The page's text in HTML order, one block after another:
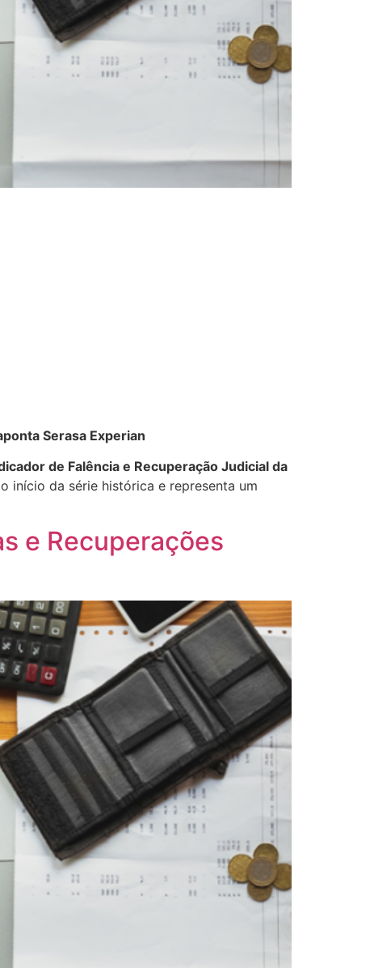
Serasa Experian
de Falência e Recuperação Judicial da
início da série histórica e representa um
e Recuperações